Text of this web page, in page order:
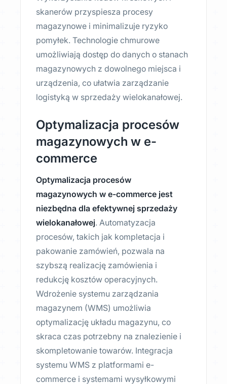
skanerów przyspiesza procesy
magazynowe i minimalizuje ryzyko
pomyłek. Technologie chmurowe
umożliwiają dostęp do danych o stanach
magazynowych z dowolnego miejsca i
urządzenia, co ułatwia zarządzanie
logistyką w sprzedaży wielokanałowej.
Optymalizacja procesów
magazynowych w e-
commerce
Optymalizacja procesów
magazynowych w e-commerce jest
niezbędna dla efektywnej sprzedaży
wielokanałowej. Automatyzacja
procesów, takich jak kompletacja i
pakowanie zamówień, pozwala na
szybszą realizację zamówienia i
redukcję kosztów operacyjnych.
Wdrożenie systemu zarządzania
magazynem (WMS) umożliwia
optymalizację układu magazynu, co
skraca czas potrzebny na znalezienie i
skompletowanie towarów. Integracja
systemu WMS z platformami e-
commerce i systemami wysyłkowymi